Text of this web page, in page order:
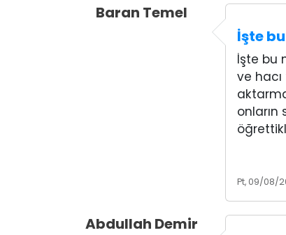
Baran Temel
İşte
İşte bu
ve
Pt, 09/08/
Abdullah Demir